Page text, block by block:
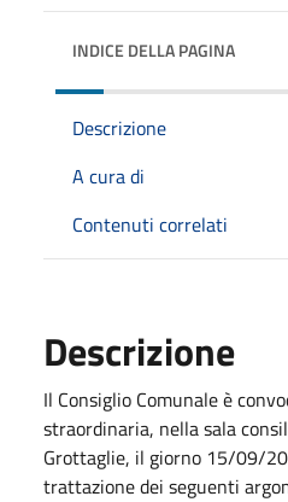
INDICE DELLA PAGINA
Descrizione
A cura di
Contenuti correlati
Descrizione
Il Consiglio Comunale è
straordinaria, nella sala
Grottaglie, il giorno 15/09/
trattazione dei seguenti